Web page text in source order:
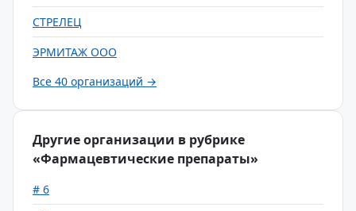
СТРЕЛЕЦ
ЭРМИТАЖ ООО
Все 40 организаций →
Другие организации в рубрике
«Фармацевтические препараты»
# 6